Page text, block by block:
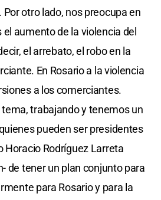
otro lado, nos preocupa en
el aumento de la violencia del
el arrebato, el robo en la
En Rosario a la violencia
a los comerciantes.
trabajando y tenemos un
pueden ser presidentes
Horacio Rodríguez Larreta
de tener un plan conjunto para
para Rosario y para la